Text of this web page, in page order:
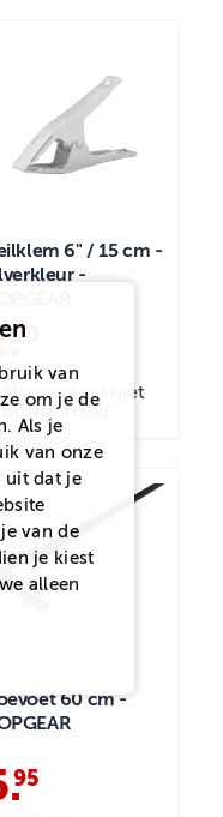
6" / 15 cm -
-
.50
Momenteel niet
op voorraad
60 cm -
.
95
van
om je de
Als je
van onze
uit dat je
van de
je kiest
alleen